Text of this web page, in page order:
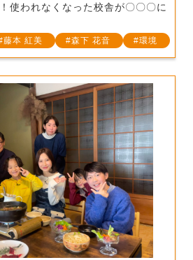
使われなくなった校舎が〇〇〇に
藤本 紅美 森下 花音 環境